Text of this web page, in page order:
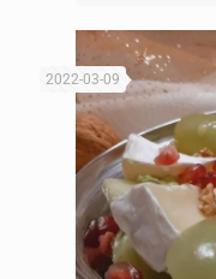
2022-03-09